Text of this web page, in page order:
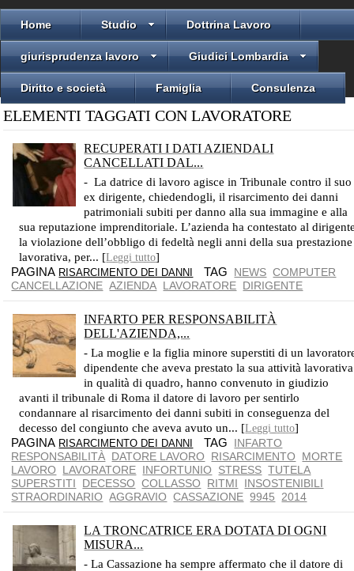
Home Studio Dottrina Lavoro
giurisprudenza lavoro Giudici Lombardia
Diritto e società Famiglia Consulenza
ELEMENTI TAGGATI CON LAVORATORE
RECUPERATI I DATI AZIENDALI
CANCELLATI DAL...
- La datrice di lavoro agisce in Tribunale contro il suo
ex dirigente, chiedendogli, il risarcimento dei danni
patrimoniali subiti per danno alla sua immagine e alla
sua reputazione imprenditoriale. L’azienda ha contestato al
la violazione dell’obbligo di fedeltà negli anni della sua prestazione
lavorativa, per... [Leggi tutto]
PAGINA RISARCIMENTO DEI DANNI TAG NEWS COMPUTER
CANCELLAZIONE AZIENDA LAVORATORE DIRIGENTE
INFARTO PER RESPONSABILITÀ
DELL'AZIENDA,...
- La moglie e la figlia minore superstiti di un
dipendente che aveva prestato la sua attività lavorativa
in qualità di quadro, hanno convenuto in giudizio
avanti il tribunale di Roma il datore di lavoro per sentirlo
condannare al risarcimento dei danni subiti in conseguenza del
decesso del congiunto che aveva avuto un... [Leggi tutto]
PAGINA RISARCIMENTO DEI DANNI TAG INFARTO
RESPONSABILITÀ DATORE LAVORO RISARCIMENTO
MORTE
LAVORO
LAVORATORE INFORTUNIO STRESS TUTELA
SUPERSTITI
DECESSO COLLASSO RITMI
INSOSTENIBILI
STRAORDINARIO AGGRAVIO CASSAZIONE 9945 2014
LA TRONCATRICE ERA DOTATA DI OGNI
MISURA...
- La Cassazione ha sempre affermato che il datore di